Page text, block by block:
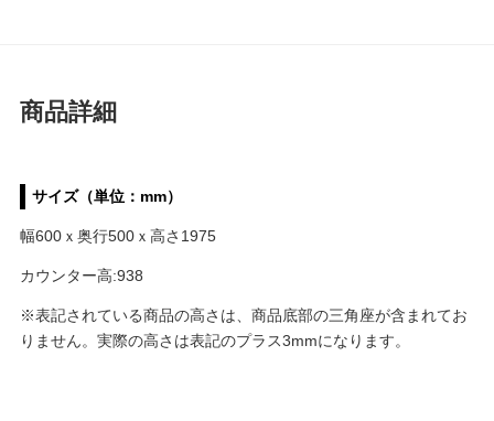
商品詳細
サイズ（単位：mm）
幅600ｘ奥行500ｘ高さ1975
カウンター高:938
※表記されている商品の高さは、商品底部の三角座が含まれてお
りません。実際の高さは表記のプラス3mmになります。